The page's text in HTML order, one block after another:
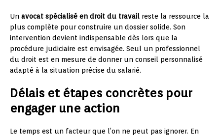
Un avocat spécialisé en droit du travail reste la ressource la
plus complète pour construire un dossier solide. Son
intervention devient indispensable dès lors que la
procédure judiciaire est envisagée. Seul un professionnel
du droit est en mesure de donner un conseil personnalisé
adapté à la situation précise du salarié.
Délais et étapes concrètes pour
engager une action
Le temps est un facteur que l’on ne peut pas ignorer. En